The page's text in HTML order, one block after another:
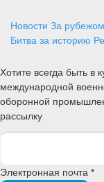
Новости За рубежом
Битва за историю
Хотите всегда быть в
международной
оборонной
рассылку
Электронная почта *